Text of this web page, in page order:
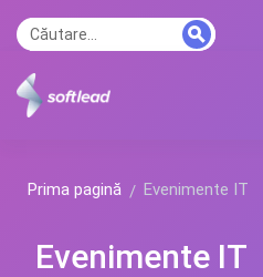
Prima pagină Evenimente IT
Evenimente IT